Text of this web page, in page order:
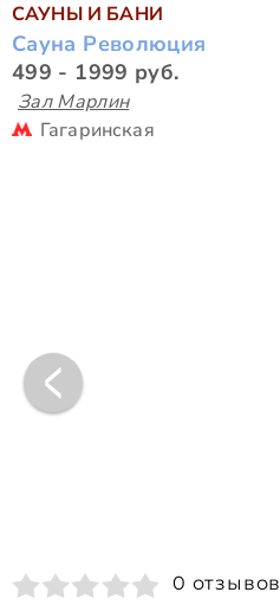
САУНЫ И БАНИ
Сауна Революция
499 - 1999 руб.
Зал Марлин
Гагаринская
0 отзывов